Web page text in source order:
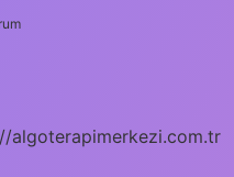
algoterapimerkezi.com.tr